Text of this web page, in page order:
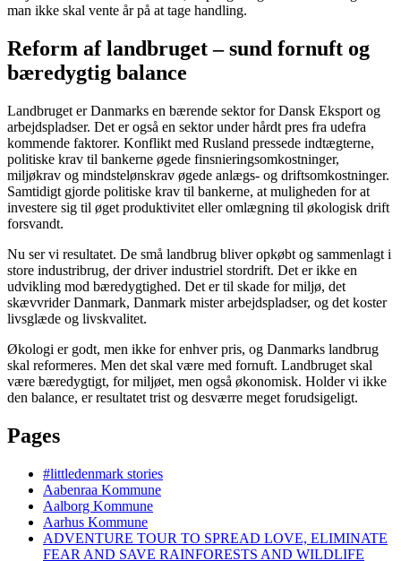
man ikke skal vente år på at tage handling.
Reform af landbruget – sund fornuft og
bæredygtig balance
Landbruget er Danmarks en bærende sektor for Dansk Eksport og
arbejdspladser. Det er også en sektor under hårdt pres fra udefra
kommende faktorer. Konflikt med Rusland pressede indtægterne,
politiske krav til bankerne øgede finsnieringsomkostninger,
miljøkrav og mindstelønskrav øgede anlægs- og driftsomkostninger.
Samtidigt gjorde politiske krav til bankerne, at muligheden for at
investere sig til øget produktivitet eller omlægning til økologisk drift
forsvandt.
Nu ser vi resultatet. De små landbrug bliver opkøbt og sammenlagt i
store industribrug, der driver industriel stordrift. Det er ikke en
udvikling mod bæredygtighed. Det er til skade for miljø, det
skævvrider Danmark, Danmark mister arbejdspladser, og det koster
livsglæde og livskvalitet.
Økologi er godt, men ikke for enhver pris, og Danmarks landbrug
skal reformeres. Men det skal være med fornuft. Landbruget skal
være bæredygtigt, for miljøet, men også økonomisk. Holder vi ikke
den balance, er resultatet trist og desværre meget forudsigeligt.
Pages
#littledenmark stories
Aabenraa Kommune
Aalborg Kommune
Aarhus Kommune
ADVENTURE TOUR TO SPREAD LOVE, ELIMINATE
FEAR AND SAVE RAINFORESTS AND WILDLIFE